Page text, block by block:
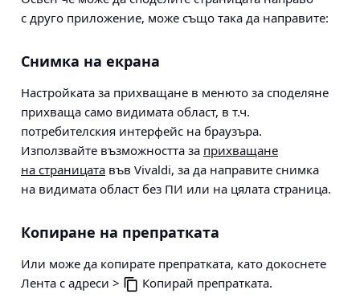
с друго приложение, може също така да направите:
Снимка на екрана
Настройката за прихващане в менюто за споделяне
прихваща само видимата област, в т.ч.
потребителския интерфейс на браузъра.
Използвайте възможността за прихващане
на страницата във Vivaldi, за да направите снимка
на видимата област без ПИ или на цялата страница.
Копиране на препратката
Или може да копирате препратката, като докоснете
Лента с адреси >
Копирай препратката.